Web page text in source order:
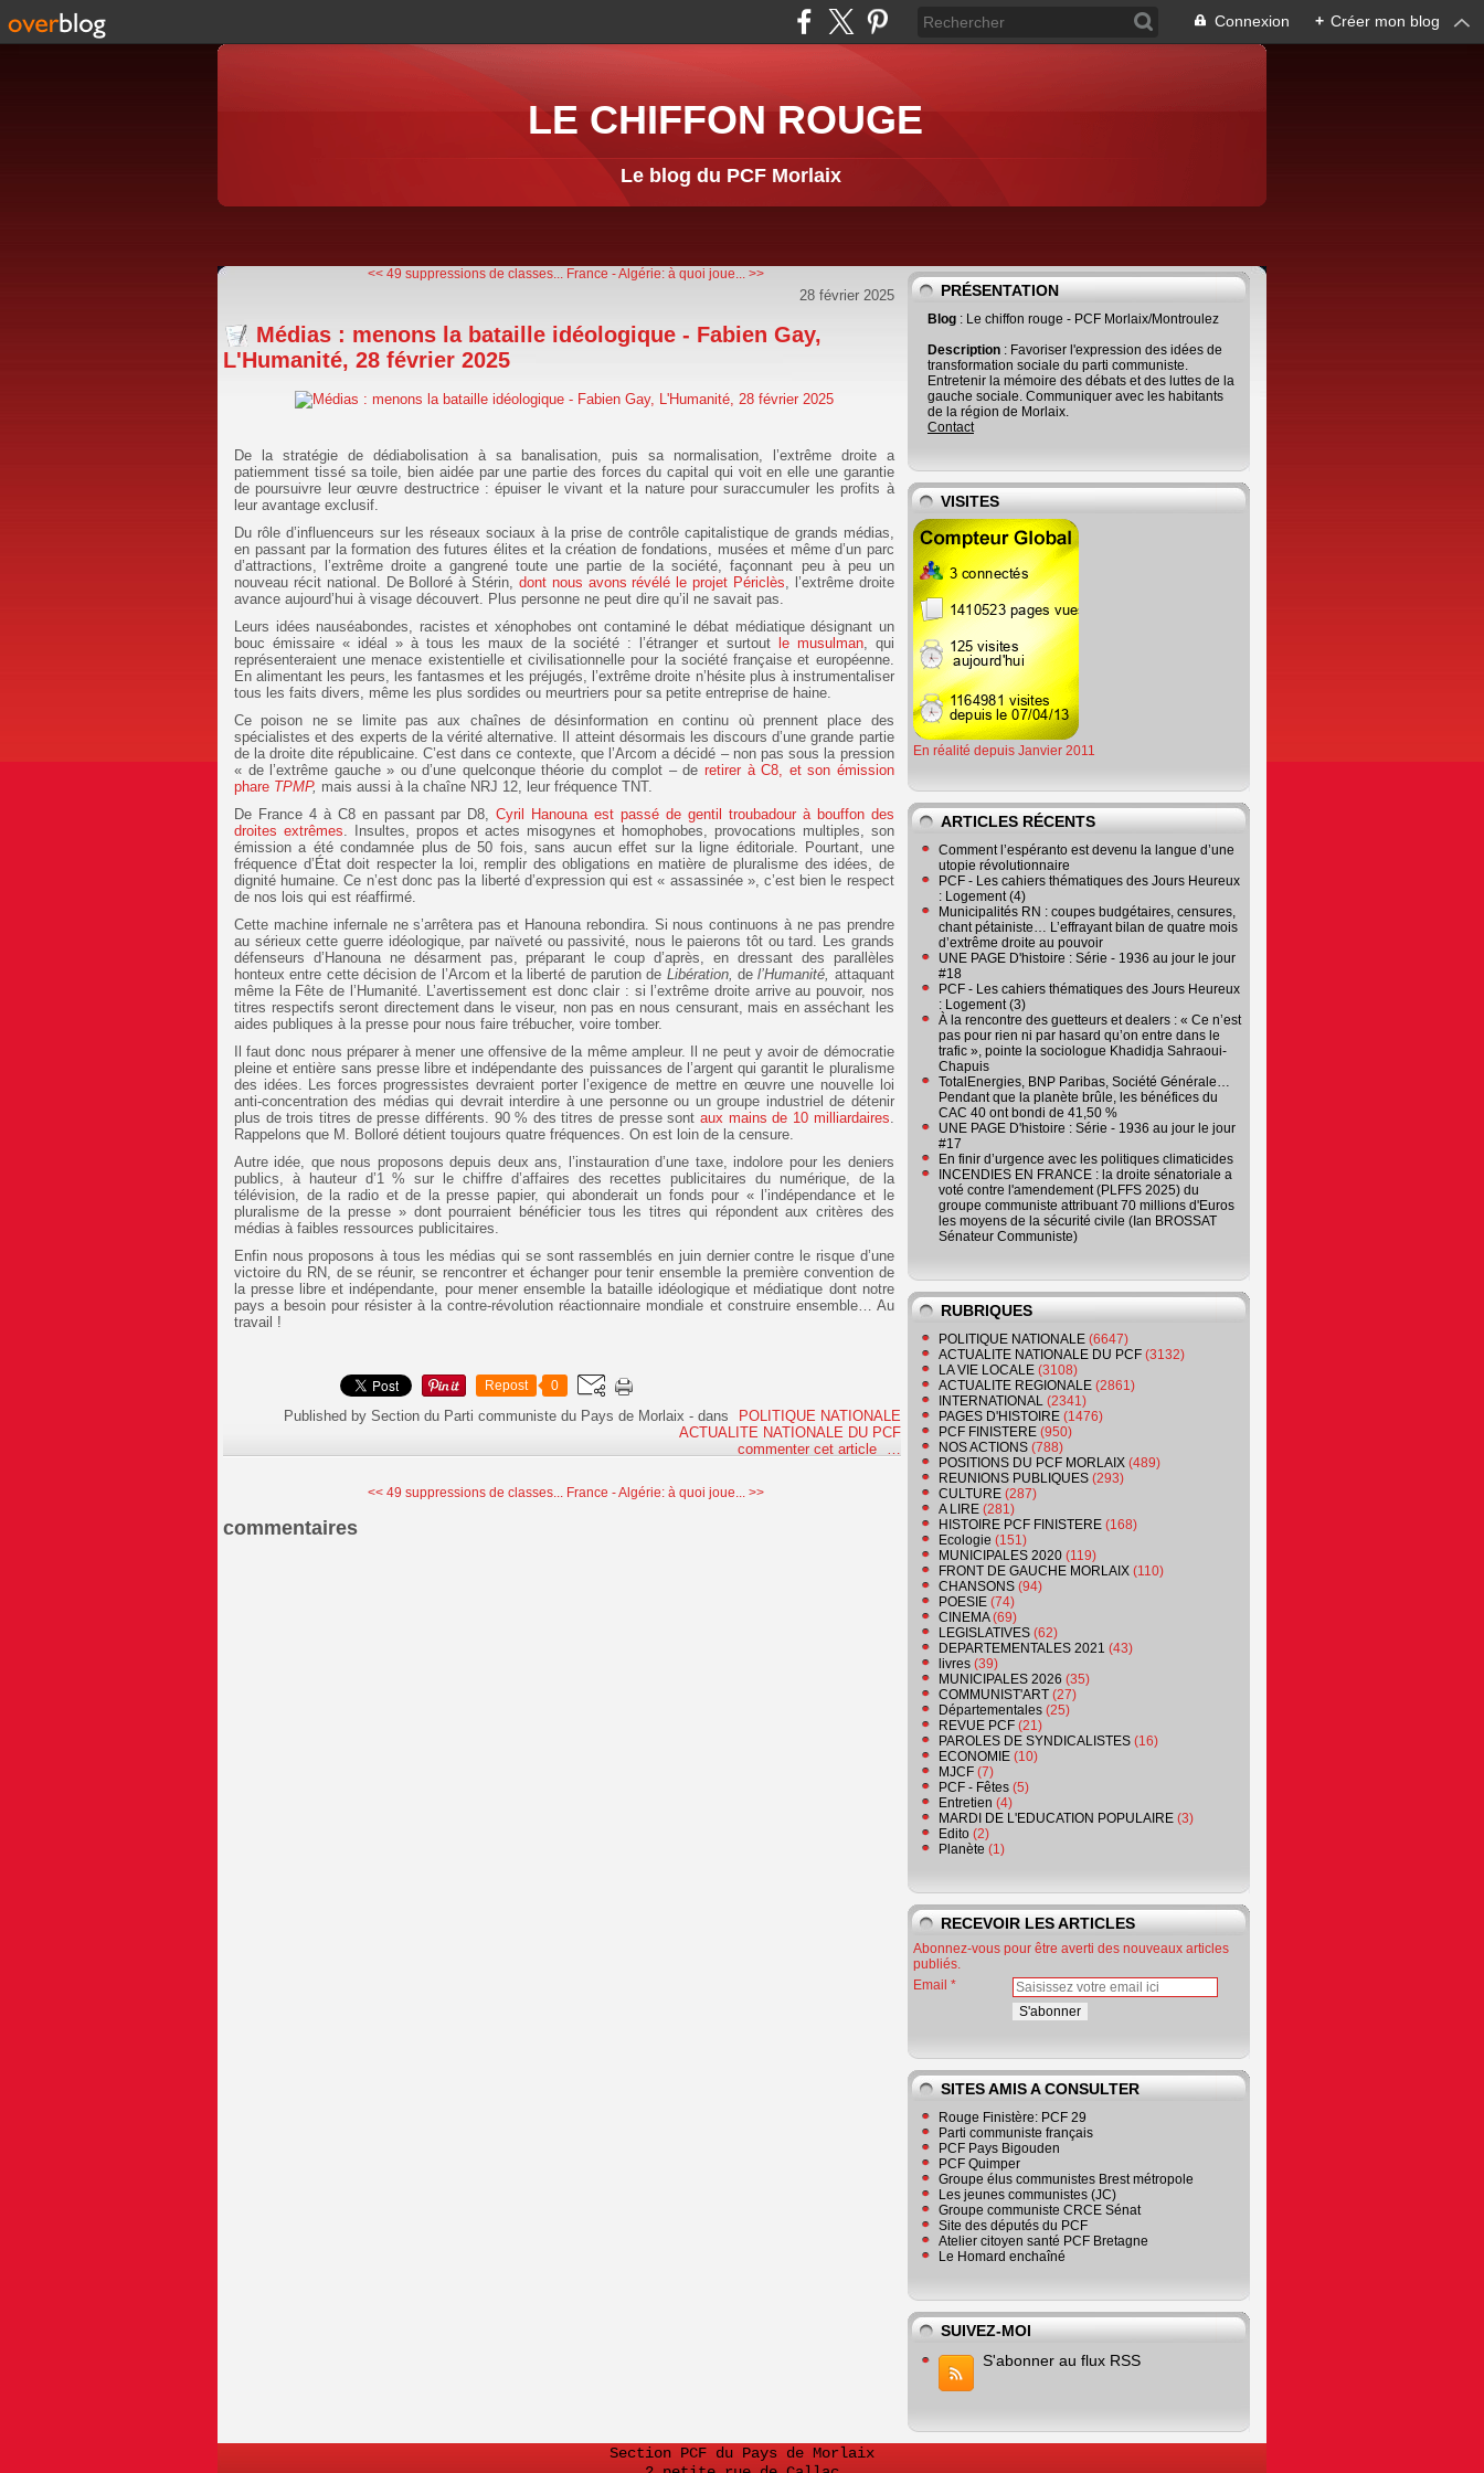
Connexion + Créer mon blog
LE CHIFFON ROUGE
Le blog du PCF Morlaix
<< 49 suppressions de classes... France - Algérie: à quoi joue... >>
28 février 2025
Médias : menons la bataille idéologique - Fabien Gay,
L'Humanité, 28 février 2025
De la stratégie de dédiabolisation à sa banalisation, puis sa normalisation, l’extrême droite a
patiemment tissé sa toile, bien aidée par une partie des forces du capital qui voit en elle une garantie
de poursuivre leur œuvre destructrice : épuiser le vivant et la nature pour suraccumuler les profits à
leur avantage exclusif.
Du rôle d’influenceurs sur les réseaux sociaux à la prise de contrôle capitalistique de grands médias,
en passant par la formation des futures élites et la création de fondations, musées et même d’un parc
d’attractions, l’extrême droite a gangrené toute une partie de la société, façonnant peu à peu un
nouveau récit national. De Bolloré à Stérin, dont nous avons révélé le projet Périclès, l’extrême droite
avance aujourd’hui à visage découvert. Plus personne ne peut dire qu’il ne savait pas.
Leurs idées nauséabondes, racistes et xénophobes ont contaminé le débat médiatique désignant un
bouc émissaire « idéal » à tous les maux de la société : l’étranger et surtout
le musulman, qui
représenteraient une menace existentielle et civilisationnelle pour la société française et européenne.
En alimentant les peurs, les fantasmes et les préjugés, l’extrême droite n’hésite plus à instrumentaliser
tous les faits divers, même les plus sordides ou meurtriers pour sa petite entreprise de haine.
Ce poison ne se limite pas aux chaînes de désinformation en continu où prennent place des
spécialistes et des experts de la vérité alternative. Il atteint désormais les discours d’une grande partie
de la droite dite républicaine. C’est dans ce contexte, que l’Arcom a décidé – non pas sous la pression
« de l’extrême gauche » ou d’une quelconque théorie du complot – de retirer à C8, et son émission
phare TPMP, mais aussi à la chaîne NRJ 12, leur fréquence TNT.
De France 4 à C8 en passant par D8,Cyril Hanouna est passé de gentil troubadour à bouffon des
droites extrêmes. Insultes, propos et actes misogynes et homophobes, provocations multiples, son
émission a été condamnée plus de 50 fois, sans aucun effet sur la ligne éditoriale. Pourtant, une
fréquence d’État doit respecter la loi, remplir des obligations en matière de pluralisme des idées, de
dignité humaine. Ce n’est donc pas la liberté d’expression qui est « assassinée », c’est bien le respect
de nos lois qui est réaffirmé.
Cette machine infernale ne s’arrêtera pas et Hanouna rebondira. Si nous continuons à ne pas prendre
au sérieux cette guerre idéologique, par naïveté ou passivité, nous le paierons tôt ou tard. Les grands
défenseurs d’Hanouna ne désarment pas, préparant le coup d’après, en dressant des parallèles
honteux entre cette décision de l’Arcom et la liberté de parution de Libération, del’Humanité, attaquant
même la Fête de l’Humanité. L’avertissement est donc clair : si l’extrême droite arrive au pouvoir, nos
titres respectifs seront directement dans le viseur, non pas en nous censurant, mais en asséchant les
aides publiques à la presse pour nous faire trébucher, voire tomber.
Il faut donc nous préparer à mener une offensive de la même ampleur. Il ne peut y avoir de démocratie
pleine et entière sans presse libre et indépendante des puissances de l’argent qui garantit le pluralisme
des idées. Les forces progressistes devraient porter l’exigence de mettre en œuvre une nouvelle loi
anti-concentration des médias qui devrait interdire à une personne ou un groupe industriel de détenir
plus de trois titres de presse différents. 90 % des titres de presse sontaux mains de 10 milliardaires.
Rappelons que M. Bolloré détient toujours quatre fréquences. On est loin de la censure.
Autre idée, que nous proposons depuis deux ans, l’instauration d’une taxe, indolore pour les deniers
publics, à hauteur d’1 % sur le chiffre d’affaires des recettes publicitaires du numérique, de la
télévision, de la radio et de la presse papier, qui abonderait un fonds pour « l’indépendance et le
pluralisme de la presse » dont pourraient bénéficier tous les titres qui répondent aux critères des
médias à faibles ressources publicitaires.
Enfin nous proposons à tous les médias qui se sont rassemblés en juin dernier contre le risque d’une
victoire du RN, de se réunir, se rencontrer et échanger pour tenir ensemble la première convention de
la presse libre et indépendante, pour mener ensemble la bataille idéologique et médiatique dont notre
pays a besoin pour résister à la contre-révolution réactionnaire mondiale et construire ensemble… Au
travail !
Repost 0
Published by Section du Parti communiste du Pays de Morlaix -dans
POLITIQUE NATIONALE
ACTUALITE NATIONALE DU PCF
commenter cet article
…
<< 49 suppressions de classes... France - Algérie: à quoi joue... >>
commentaires
PRÉSENTATION
Blog : Le chiffon rouge - PCF Morlaix/Montroulez
Description : Favoriser l'expression des idées de
transformation sociale du parti communiste.
Entretenir la mémoire des débats et des luttes de la
gauche sociale. Communiquer avec les habitants
de la région de Morlaix.
Contact
VISITES
En réalité depuis Janvier 2011
ARTICLES RÉCENTS
Comment l’espéranto est devenu la langue d’une
utopie révolutionnaire
PCF - Les cahiers thématiques des Jours Heureux
: Logement (4)
Municipalités RN : coupes budgétaires, censures,
chant pétainiste… L’effrayant bilan de quatre mois
d’extrême droite au pouvoir
UNE PAGE D'histoire : Série - 1936 au jour le jour
#18
PCF - Les cahiers thématiques des Jours Heureux
: Logement (3)
À la rencontre des guetteurs et dealers : « Ce n’est
pas pour rien ni par hasard qu’on entre dans le
trafic », pointe la sociologue Khadidja Sahraoui-
Chapuis
TotalEnergies, BNP Paribas, Société Générale…
Pendant que la planète brûle, les bénéfices du
CAC 40 ont bondi de 41,50 %
UNE PAGE D'histoire : Série - 1936 au jour le jour
#17
En finir d’urgence avec les politiques climaticides
INCENDIES EN FRANCE : la droite sénatoriale a
voté contre l'amendement (PLFFS 2025) du
groupe communiste attribuant 70 millions d'Euros
les moyens de la sécurité civile (Ian BROSSAT
Sénateur Communiste)
RUBRIQUES
POLITIQUE NATIONALE (6647)
ACTUALITE NATIONALE DU PCF (3132)
LA VIE LOCALE (3108)
ACTUALITE REGIONALE (2861)
INTERNATIONAL (2341)
PAGES D'HISTOIRE (1476)
PCF FINISTERE (950)
NOS ACTIONS (788)
POSITIONS DU PCF MORLAIX (489)
REUNIONS PUBLIQUES (293)
CULTURE (287)
A LIRE (281)
HISTOIRE PCF FINISTERE (168)
Ecologie (151)
MUNICIPALES 2020 (119)
FRONT DE GAUCHE MORLAIX (110)
CHANSONS (94)
POESIE (74)
CINEMA(69)
LEGISLATIVES (62)
DEPARTEMENTALES 2021 (43)
livres (39)
MUNICIPALES 2026 (35)
COMMUNIST'ART (27)
Départementales (25)
REVUE PCF (21)
PAROLES DE SYNDICALISTES (16)
ECONOMIE (10)
MJCF (7)
PCF - Fêtes (5)
Entretien (4)
MARDI DE L'EDUCATION POPULAIRE (3)
Edito (2)
Planète (1)
RECEVOIR LES ARTICLES
Abonnez-vous pour être averti des nouveaux articles
publiés.
Email
SITES AMIS A CONSULTER
Rouge Finistère: PCF 29
Parti communiste français
PCF Pays Bigouden
PCF Quimper
Groupe élus communistes Brest métropole
Les jeunes communistes (JC)
Groupe communiste CRCE Sénat
Site des députés du PCF
Atelier citoyen santé PCF Bretagne
Le Homard enchaîné
SUIVEZ-MOI
S'abonner au flux RSS
Section PCF du Pays de Morlaix